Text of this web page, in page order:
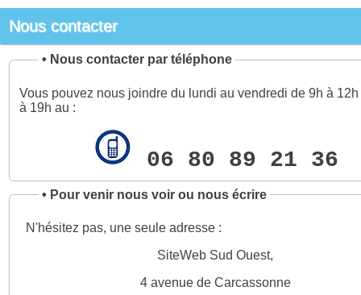
Nous contacter
• Nous contacter par téléphone
Vous pouvez nous joindre du lundi au vendredi de 9h à
à 19h au :
06 80 89 21 36
• Pour venir nous voir ou nous écrire
N'hésitez pas, une seule adresse :
SiteWeb Sud Ouest,
4 avenue de Carcassonne